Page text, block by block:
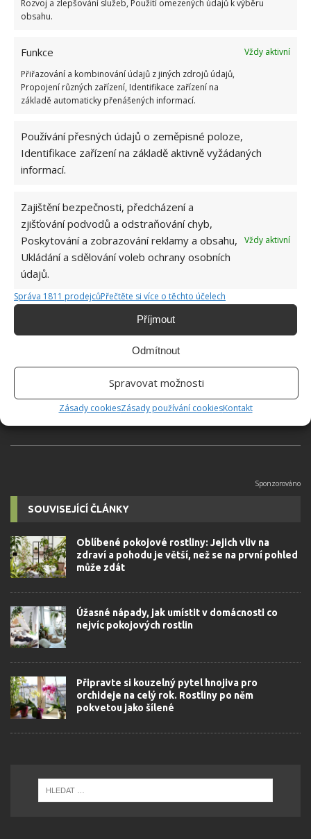
Rozvoj a zlepšování služeb, Použití omezených údajů k výběru
obsahu.
Funkce
Vždy aktivní
Přiřazování a kombinování údajů z jiných zdrojů údajů,
Propojení různých zařízení, Identifikace zařízení na
základě automaticky přenášených informací.
Používání přesných údajů o zeměpisné poloze,
Identifikace zařízení na základě aktivně vyžádaných
informací.
Zajištění bezpečnosti, předcházení a
zjišťování podvodů a odstraňování chyb,
Poskytování a zobrazování reklamy a obsahu,
Ukládání a sdělování voleb ochrany osobních
údajů.
Vždy aktivní
Správa 1811 prodejcůPřečtěte si více o těchto účelech
Příjmout
Odmítnout
Spravovat možnosti
Zásady cookiesZásady používání cookiesKontakt
HNOJIVO KÁVOVÁ SEDLINA
POKOJOVÉ ROSTLINY
Jiří Kolář
Absolvent České zemědělské
univerzity, který je již od malička
velkým kutilem. V podstatě vše, co je
možné najít v j...[Více o autorovi]
SOUVISEJÍCÍ ČLÁNKY
Oblíbené pokojové rostliny: Jejich vliv na
zdraví a pohodu je větší, než se na první pohled
může zdát
Úžasné nápady, jak umístit v domácnosti co
nejvíc pokojových rostlin
Připravte si kouzelný pytel hnojiva pro
orchideje na celý rok. Rostliny po něm
pokvetou jako šílené